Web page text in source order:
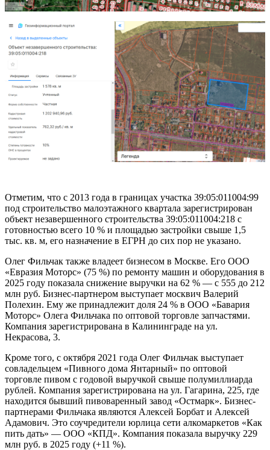
Отметим, что с 2013 года в границах участка 39:05:011004:99
под строительство малоэтажного квартала зарегистрирован
объект незавершенного строительства 39:05:011004:218 с
готовностью всего 10 % и площадью застройки свыше 1,5
тыс. кв. м, его назначение в ЕГРН до сих пор не указано.
Олег Фильчак также владеет бизнесом в Москве. Его ООО
«Евразия Моторс» (75 %) по ремонту машин и оборудования в
2025 году показала снижение выручки на 62 % — с 555 до 212
млн руб. Бизнес-партнером выступает москвич Валерий
Полехин. Ему же принадлежит доля 24 % в ООО «Бавария
Моторс» Олега Фильчака по оптовой торговле запчастями.
Компания зарегистрирована в Калининграде на ул.
Некрасова, 3.
Кроме того, с октября 2021 года Олег Фильчак выступает
совладельцем «Пивного дома Янтарный» по оптовой
торговле пивом с годовой выручкой свыше полумиллиарда
рублей. Компания зарегистрирована на ул. Гагарина, 225, где
находится бывший пивоваренный завод «Остмарк». Бизнес-
партнерами Фильчака являются Алексей Борбат и Алексей
Адамович. Это соучредители юрлица сети алкомаркетов «Как
пить дать» — ООО «КПД». Компания показала выручку 229
млн руб. в 2025 году (+11 %).